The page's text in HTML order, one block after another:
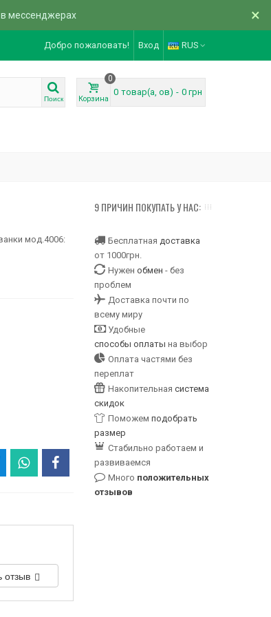
в мессенджерах ×
Добро пожаловать! Вход RUS
Поиск Корзина
0
0 товар(а, ов) - 0 грн
мод.4006:
отзыв
9 ПРИЧИН ПОКУПАТЬ У НАС:
Бесплатная доставка
от 1000грн.
Нужен обмен - без
проблем
Доставка почти по
всему миру
Удобные
способы оплаты на выбор
Оплата частями без
переплат
Накопительная система
скидок
Поможем подобрать
размер
Стабильно работаем и
развиваемся
Много положительных
отзывов